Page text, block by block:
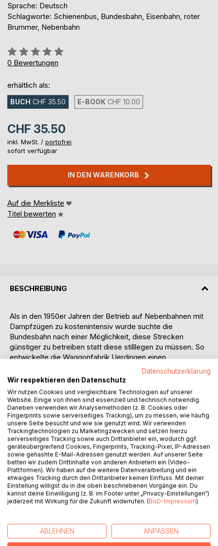
Sprache: Deutsch
Schlagworte: Schienenbus, Bundesbahn, Eisenbahn, roter
Brummer, Nebenbahn
Bewertung::
0%
0 Bewertungen
erhältlich als:
BUCH CHF 35.50 E-BOOK CHF 10.00
CHF 35.50
inkl. MwSt. / portofrei
sofort verfügbar
IN DEN WARENKORB
Auf die Merkliste
Titel bewerten
BESCHREIBUNG
Als in den 1950er Jahren der Betrieb auf Nebenbahnen mit
Dampfzügen zu kostenintensiv wurde suchte die
Bundesbahn nach einer Möglichkeit, diese Strecken
günstiger zu betreiben statt diese stilllegen zu müssen. So
entwickelte die Waggonfabrik Uerdingen einen
einmotorigen Schienenbus (VT95), der später in Serie
gebaut wurde. Mit diesem konnte damals die eine oder
andere Streckenstilllegung verhindert oder zumindest
verzögert werden. Dieser einmotorige „rote Brummer“
hatte jedoch ein paar Nachteile. Der Motorwagen musste
am Endbahnhof an das andere Ende umgesetzt werden
und die Leistung des Motors war nicht für alle Stecken
ausreichend. Daraus entstand Handlungsbedarf und
schließlich wurde ein zweimotoriger Schienenbus - der
VT98 - entwickelt. Dieser war ab Ende der 50er Jahre bis
teilweise zur Jahrtausendwende auf den Westdeutschen
Nebenbahnen anzutreffen.
Dieses Buch möchte den Leser in diese Zeit
- mit einem Blick in Bahnbetriebswerke
- Vereine die mit Schienenbussen Sonderfahrten
Datenschutzerklärung
Wir respektieren den Datenschutz
Wir nutzen Cookies und vergleichbare Technologien auf unserer
Website. Einige von ihnen sind essenziell und technisch notwendig.
Daneben verwenden wir Analysemethoden (z. B. Cookies oder
Fingerprints sowie serverseitiges Tracking), um zu messen, wie häufig
unsere Seite besucht und wie sie genutzt wird. Wir verwenden
Trackingtechnologien zu Marketingzwecken und setzen hierzu
serverseitiges Tracking sowie auch Drittanbieter ein, wodurch ggf.
geräteübergreifend Cookies, Fingerprints, Tracking-Pixel, IP-Adressen
sowie gehashte E-Mail-Adressen genutzt werden. Auf unserer Seite
betten wir zudem Drittinhalte von anderen Anbietern ein (Video-
Plattformen). Wir haben auf die weitere Datenverarbeitung und ein
etwaiges Tracking durch den Drittanbieter keinen Einfluss. Mit deiner
Einstellung willigst du in die oben beschriebenen Vorgänge ein. Du
kannst deine Einwilligung (z. B. im Footer unter „Privacy-Einstellungen“)
jederzeit mit Wirkung für die Zukunft widerrufen. (BoD-Impressum)
ABLEHNEN ANPASSEN